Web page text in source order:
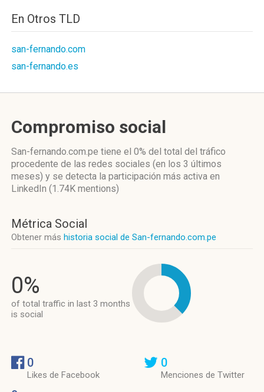
En Otros TLD
san-fernando.com
san-fernando.es
Compromiso social
San-fernando.com.pe tiene el 0% del total del tráfico
procedente de las redes sociales (en los 3 últimos
meses) y se detecta la participación más activa en
LinkedIn (1.74K mentions)
Métrica Social
Obtener más historia social de San-fernando.com.pe
0%
of total traffic in last 3 months
is social
0
Likes de Facebook
0
Menciones de Twitter